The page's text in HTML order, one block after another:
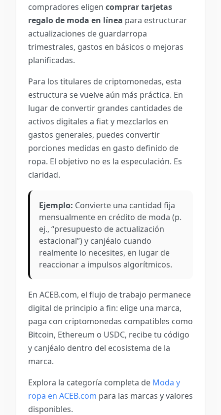
compradores eligen comprar tarjetas
regalo de moda en línea para estructurar
actualizaciones de guardarropa
trimestrales, gastos en básicos o mejoras
planificadas.
Para los titulares de criptomonedas, esta
estructura se vuelve aún más práctica. En
lugar de convertir grandes cantidades de
activos digitales a fiat y mezclarlos en
gastos generales, puedes convertir
porciones medidas en gasto definido de
ropa. El objetivo no es la especulación. Es
claridad.
Ejemplo: Convierte una cantidad fija
mensualmente en crédito de moda (p.
ej., “presupuesto de actualización
estacional”) y canjéalo cuando
realmente lo necesites, en lugar de
reaccionar a impulsos algorítmicos.
En ACEB.com, el flujo de trabajo permanece
digital de principio a fin: elige una marca,
paga con criptomonedas compatibles como
Bitcoin, Ethereum o USDC, recibe tu código
y canjéalo dentro del ecosistema de la
marca.
Explora la categoría completa de Moda y
ropa en ACEB.com para las marcas y valores
disponibles.